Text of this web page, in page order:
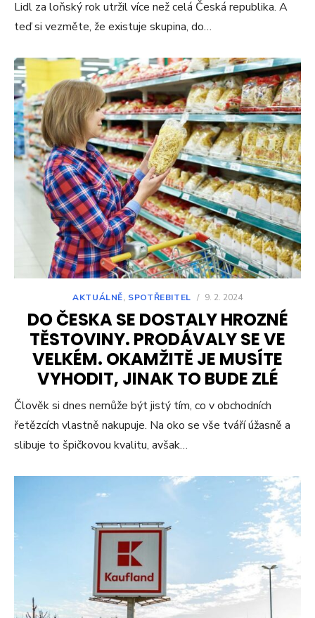
Lidl za loňský rok utržil více než celá Česká republika. A
teď si vezměte, že existuje skupina, do…
AKTUÁLNĚ, SPOTŘEBITEL / 9. 2. 2024
DO ČESKA SE DOSTALY HROZNÉ
TĚSTOVINY. PRODÁVALY SE VE
VELKÉM. OKAMŽITĚ JE MUSÍTE
VYHODIT, JINAK TO BUDE ZLÉ
Člověk si dnes nemůže být jistý tím, co v obchodních
řetězcích vlastně nakupuje. Na oko se vše tváří úžasně a
slibuje to špičkovou kvalitu, avšak…